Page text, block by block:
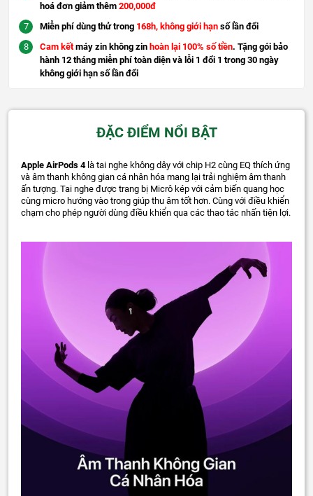
hoá đơn giảm thêm 200,000đ
Miễn phí dùng thử trong 168h, không giới hạn số lần đổi
Cam kếtmáy zin không zin hoàn lại 100% số tiền. Tặng gói bảo
hành 12 tháng miễn phí toàn diện và lỗi 1 đổi 1 trong 30 ngày
không giới hạn số lần đổi
ĐẶC ĐIỂM NỔI BẬT
Apple AirPods 4là tai nghe không dây với chip H2 cùng EQ thích ứng
và âm thanh không gian cá nhân hóa mang lại trải nghiệm âm thanh
ấn tượng. Tai nghe được trang bị Micrô kép với cảm biến quang học
cùng micro hướng vào trong giúp thu âm tốt hơn. Cùng với điều khiển
chạm cho phép người dùng điều khiển qua các thao tác nhấn tiện lợi.